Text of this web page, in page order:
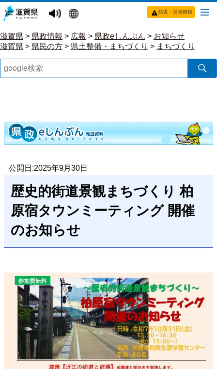
防災・災害情報
滋賀県 > 県政情報 > 広報 > 県政eしんぶん > お知らせ
滋賀県 > 県民の方 > 県土整備・まちづくり > まちづくり
公開日:2025年9月30日
歴史的街道景観まちづくり 柏
原宿タウンミーティング 開催
のお知らせ